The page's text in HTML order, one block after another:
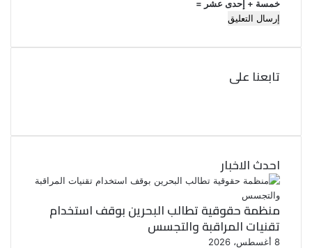
خمسة + إحدى عشر =
تابعنا على
ب
ك
ي
ر
احدث الاخبار
منظمة حقوقية تطالب البحرين بوقف استخدام
تقنيات المراقبة والتجسس
8 أغسطس، 2026